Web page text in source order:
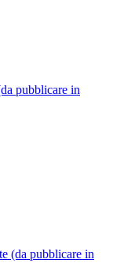
pubblicare in
(da pubblicare in